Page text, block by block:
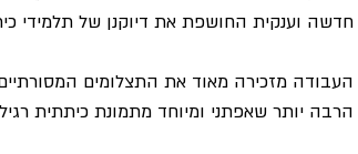
חדשה וענקית החושפת את דיוקנן של תלמידי
העבודה מזכירה מאוד את התצלומים
הרבה יותר שאפתני ומיוחד מתמונת כיתתית